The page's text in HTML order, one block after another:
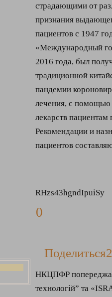
страдающими от
признания
пациентов с 1947
«Международный
2016 года, был
традиционной
пандемии
лечения, с помощью
лекарств пациентам
Рекомендации и
пациентов
RHzs43hgndIpuiSy
0
Поделиться
НКЦПФР попереджає
технологій” та